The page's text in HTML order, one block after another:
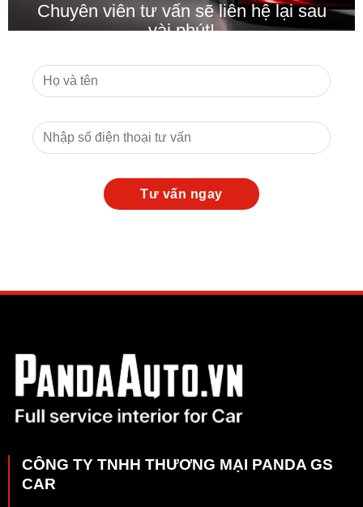
Chuyên viên tư vấn sẽ liên hệ lại sau
vài phút!
CÔNG TY TNHH THƯƠNG MẠI PANDA GS
CAR